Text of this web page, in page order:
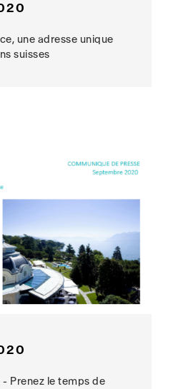
une adresse unique
suisses
Prenez le temps de